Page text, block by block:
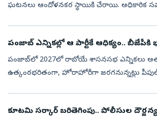
ఘటనలు ఆందోళనకర స్థాయికి చేరాయి. అధికారిక
పంజాబ్‌ ఎన్నికల్లో ఆ పార్టీకే ఆధిక్యం.. బీజేపీకి
పంజాబ్‌లో 2027లో రాబోయే శాసనసభ ఎన్నికలు
ఉత్కంఠభరితంగా, హోరాహోరీగా జరగనున్నట్లు
కూటమి సర్కార్‌ బరితెగింపు.. పోలీసుల